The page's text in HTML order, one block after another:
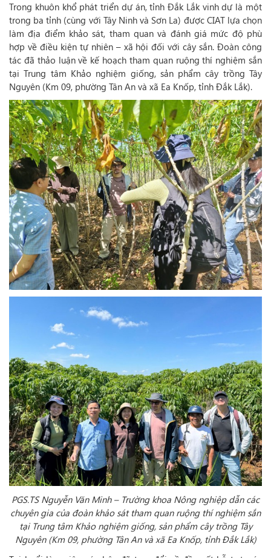
Trong khuôn khổ phát triển dự án, tỉnh Đắk Lắk vinh dự là một
trong ba tỉnh (cùng với Tây Ninh và Sơn La) được CIAT lựa chọn
làm địa điểm khảo sát, tham quan và đánh giá mức độ phù
hợp về điều kiện tự nhiên – xã hội đối với cây sắn. Đoàn công
tác đã thảo luận về kế hoạch tham quan ruộng thí nghiệm sắn
tại Trung tâm Khảo nghiệm giống, sản phẩm cây trồng Tây
Nguyên (Km 09, phường Tân An và xã Ea Knốp, tỉnh Đắk Lắk).
PGS.TS Nguyễn Văn Minh – Trường khoa Nông nghiệp dẫn các
chuyên gia của đoàn khảo sát tham quan ruộng thí nghiệm sắn
tại Trung tâm Khảo nghiệm giống, sản phẩm cây trồng Tây
Nguyên (Km 09, phường Tân An và xã Ea Knốp, tỉnh Đắk Lắk)